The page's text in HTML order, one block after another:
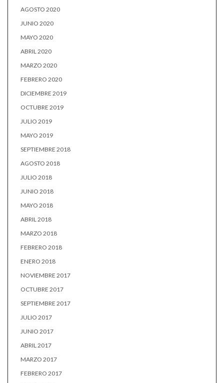
AGOSTO 2020
JUNIO 2020
MAYO 2020
ABRIL 2020
MARZO 2020
FEBRERO 2020
DICIEMBRE 2019
OCTUBRE 2019
JULIO 2019
MAYO 2019
SEPTIEMBRE 2018
AGOSTO 2018
JULIO 2018
JUNIO 2018
MAYO 2018
ABRIL 2018
MARZO 2018
FEBRERO 2018
ENERO 2018
NOVIEMBRE 2017
OCTUBRE 2017
SEPTIEMBRE 2017
JULIO 2017
JUNIO 2017
ABRIL 2017
MARZO 2017
FEBRERO 2017